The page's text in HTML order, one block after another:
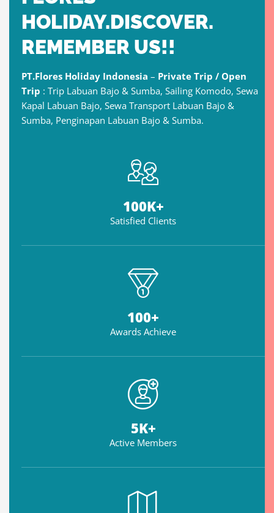
HOLIDAY.DISCOVER.
REMEMBER US!!
PT.Flores Holiday Indonesia – Private Trip / Open
Trip : Trip Labuan Bajo & Sumba, Sailing Komodo, Sewa
Kapal Labuan Bajo, Sewa Transport Labuan Bajo &
Sumba, Penginapan Labuan Bajo & Sumba.
Satisfied Clients
100K+
Awards Achieve
100+
Active Members
5K+